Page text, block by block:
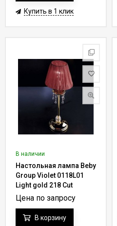
Купить в 1 клик
В наличии
Настольная лампа Beby
Group Violet 0118L01
Light gold 218 Cut
Almond
Цена по запросу
В корзину